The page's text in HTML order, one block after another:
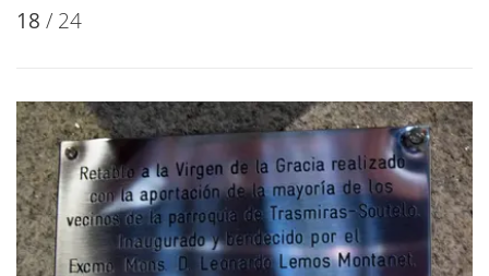
18 / 24